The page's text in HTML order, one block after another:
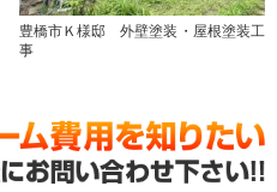
豊橋市Ｋ様邸 外壁塗装・屋根塗装工
事